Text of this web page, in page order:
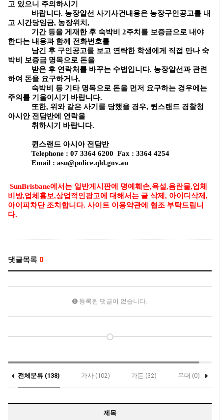
고 있으니 주의하시기
바랍니다. 농장알선 사기사건내용은 농장구인공고를 내
고 시간당임금, 농장위치,
기간 등을 게재한 후 숙박비 2주치를 보증금으로 내야
한다는 내용과 함께 전화번호를
남긴 후 구인공고를 보고 연락한 학생에게 직접 만나 숙
박비 보증금 명목으로 돈을
받은 후 연락처를 바꾸는 수법입니다. 농장알선과 관련
하여 돈을 요구하거나,
숙박비 등 기타 명목으로 돈을 먼저 요구하는 경우에는
주의를 기울이시기 바랍니다.
또한, 위와 같은 사기를 당했을 경우, 퀸스랜드 경찰청
아시안 전담반에 연락을
취하시기 바랍니다.
퀸스랜드 아시아 전담반
Telephone : 07 3364 6200 Fax : 3364 4254
Email : asu@police.qld.gov.au
SunBrisbane에서는 일반게시판에 명예훼손,욕설,음란물,업체
비방,업체홍보,상업적인광고에 대해서는 글 삭제, 아이디삭제,
아이피차단 조치합니다. 사이트 이용약관에 협조 부탁드립니
다.
댓글목록 0
등록된 댓글이 없습니다.
전체분류 (138) 가사 (102) 가든 (32) 우대 (0)
제목